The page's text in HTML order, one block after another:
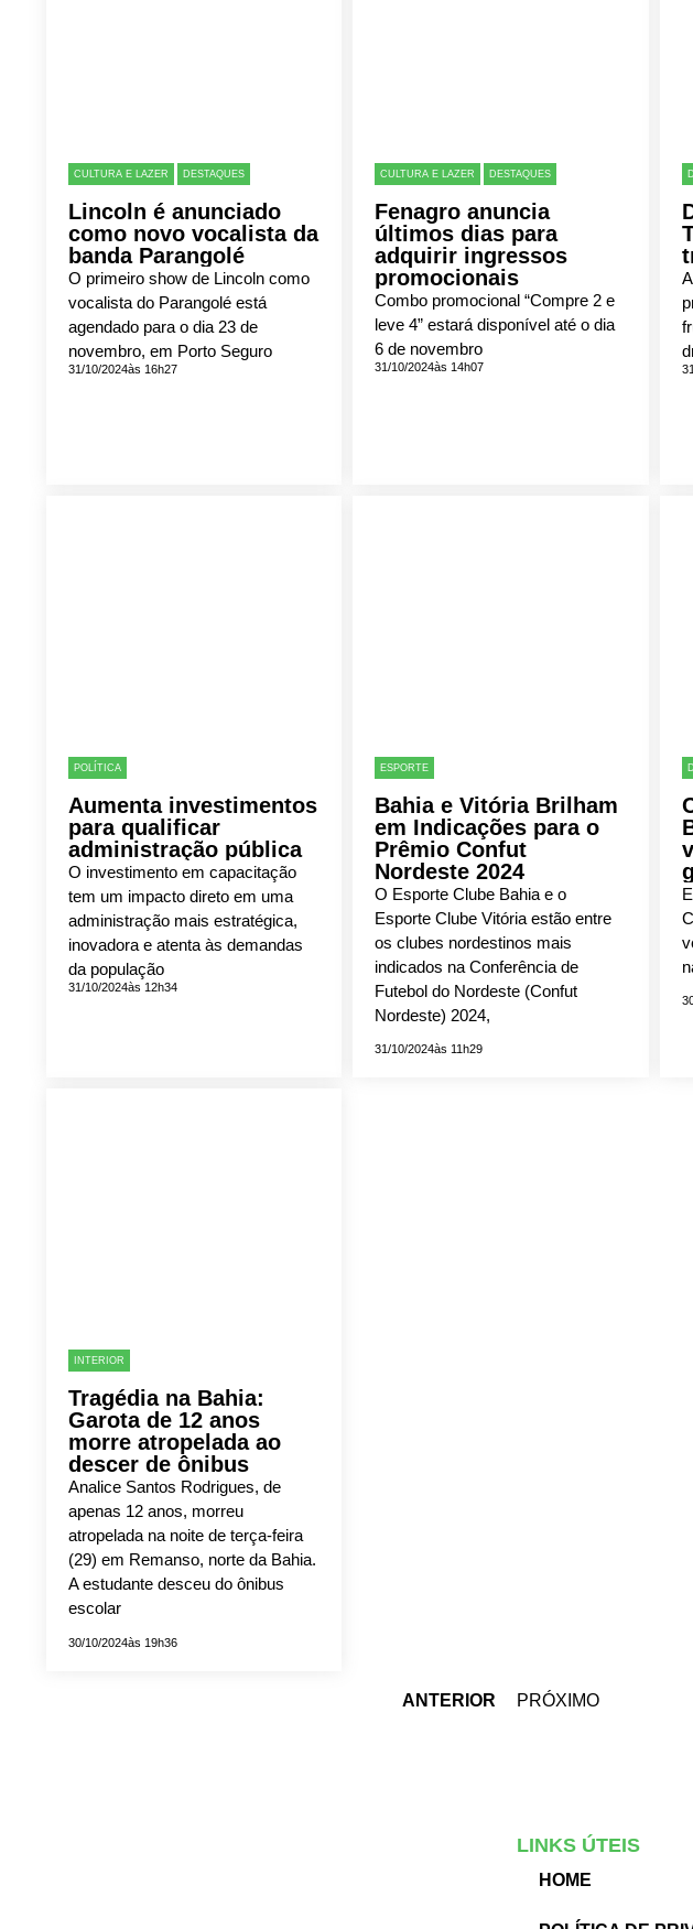
CULTURA E LAZER DESTAQUES
Lincoln é anunciado
como novo vocalista da
banda Parangolé
O primeiro show de Lincoln como
vocalista do Parangolé está
agendado para o dia 23 de
novembro, em Porto Seguro
31/10/2024às 16h27
CULTURA E LAZER DESTAQUES
Fenagro anuncia
últimos dias para
adquirir ingressos
promocionais
Combo promocional “Compre 2 e
leve 4” estará disponível até o dia
6 de novembro
31/10/2024às 14h07
POLÍTICA
Aumenta investimentos
para qualificar
administração pública
O investimento em capacitação
tem um impacto direto em uma
administração mais estratégica,
inovadora e atenta às demandas
da população
31/10/2024às 12h34
ESPORTE
Bahia e Vitória Brilham
em Indicações para o
Prêmio Confut
Nordeste 2024
O Esporte Clube Bahia e o
Esporte Clube Vitória estão entre
os clubes nordestinos mais
indicados na Conferência de
Futebol do Nordeste (Confut
Nordeste) 2024,
31/10/2024às 11h29
INTERIOR
Tragédia na Bahia:
Garota de 12 anos
morre atropelada ao
descer de ônibus
Analice Santos Rodrigues, de
apenas 12 anos, morreu
atropelada na noite de terça-feira
(29) em Remanso, norte da Bahia.
A estudante desceu do ônibus
escolar
30/10/2024às 19h36
ANTERIOR PRÓXIMO
LINKS ÚTEIS
HOME